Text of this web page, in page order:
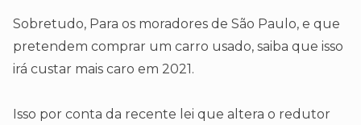
Sobretudo, Para os moradores de São Paulo, e que
pretendem comprar um carro usado, saiba que isso
irá custar mais caro em 2021.
Isso por conta da recente lei que altera o redutor